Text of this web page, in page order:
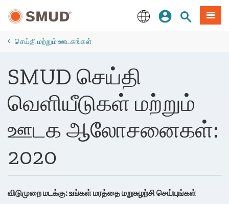
உள்ளடக்கத்திற்கு
உள்நுழையவும்
தளத் தேடல்
​செய்தி மற்றும் ஊடகங்கள்
SMUD செய்தி
வெளியீடுகள் மற்றும்
ஊடக ஆலோசனைகள்:
2020
விடுமுறை மடக்கு: உங்கள் மரத்தை மறுசுழற்சி செய்யுங்கள்